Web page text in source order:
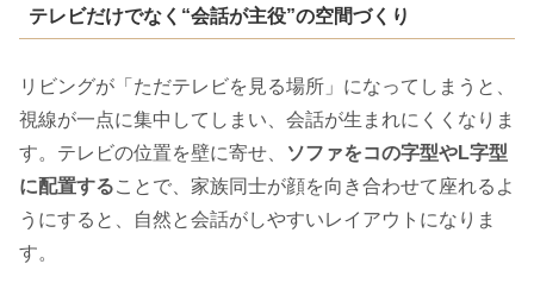
テレビだけでなく“会話が主役”の空間づくり
リビングが「ただテレビを見る場所」になってしまうと、
視線が一点に集中してしまい、会話が生まれにくくなりま
す。テレビの位置を壁に寄せ、
ソファをコの字型やL字型
に配置することで、家族同士が顔を向き合わせて座れるよ
うにすると、自然と会話がしやすいレイアウトになりま
す。